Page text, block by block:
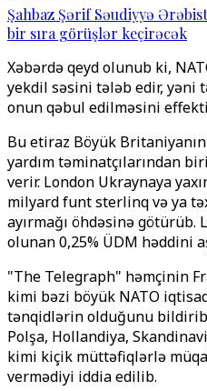
Şahbaz Şərif Səudiyyə
bir sıra görüşlər keçirəcək
Xəbərdə qeyd olunub ki,
yekdil səsini tələb edir, yəni
onun qəbul edilməsini
Bu etiraz Böyük
yardım təminatçılarından
verir. London Ukraynaya
milyard funt sterlinq və ya
ayırmağı öhdəsinə
olunan 0,25% ÜDM həddini
"The Telegraph" həmçinin
kimi bəzi böyük NATO
tənqidlərin olduğunu
Polşa, Hollandiya,
kimi kiçik müttəfiqlərlə
vermədiyi iddia edilib.